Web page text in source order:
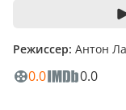
Режиссер: Антон
0.0 0.0